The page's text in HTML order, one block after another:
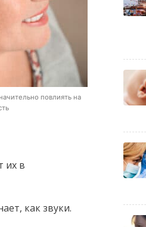
повлиять на
их в
как звуки.